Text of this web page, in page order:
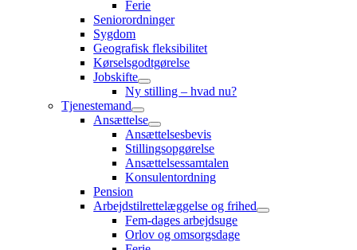
Ferie
Seniorordninger
Sygdom
Geografisk fleksibilitet
Kørselsgodtgørelse
Jobskifte
Ny stilling – hvad nu?
Tjenestemand
Ansættelse
Ansættelsesbevis
Stillingsopgørelse
Ansættelsessamtalen
Konsulentordning
Pension
Arbejdstilrettelæggelse og frihed
Fem-dages arbejdsuge
Orlov og omsorgsdage